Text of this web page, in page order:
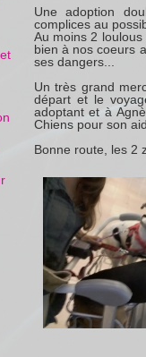
Une adoption
complices au
Au moins 2
bien à nos coeurs
ses dangers...
Un très grand
départ et le
adoptant et à
Chiens pour son
Bonne route, les 2